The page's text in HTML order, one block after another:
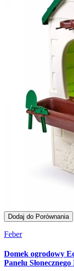
Dodaj do Porównania
Feber
Domek ogrodowy
Panelu Słonecznego